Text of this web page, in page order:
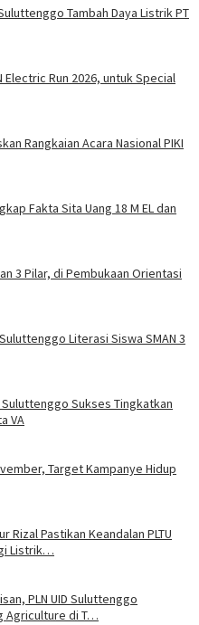
Tambah Daya Listrik PT
Electric Run 2026, untuk Special
Rangkaian Acara Nasional PIKI
Fakta Sita Uang 18 M EL dan
3 Pilar, di Pembukaan Orientasi
Literasi Siswa SMAN 3
Suluttenggo Sukses Tingkatkan
VA
Target Kampanye Hidup
Rizal Pastikan Keandalan PLTU
Listrik…
PLN UID Suluttenggo
Agriculture di T…